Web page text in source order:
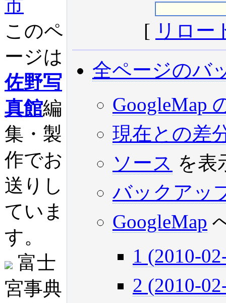
このペ
ージは
佐野写
真館編
集・製
作でお
送りし
ていま
す。
富士
宮事典
[ リロー
全ページのバ
GoogleMap
現在との差
ソース を表
バックアッ
GoogleMap
1 (2010-
2 (2010-